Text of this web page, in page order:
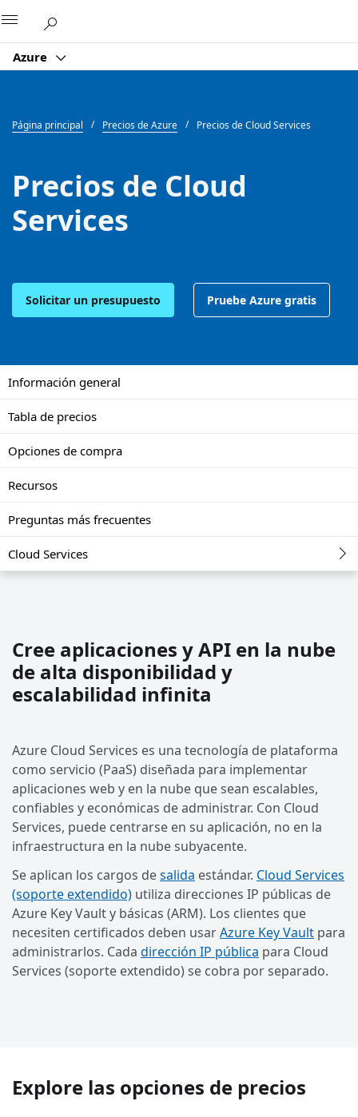
Azure
Página principal Precios de Azure Precios de Cloud Services
Precios de Cloud
Services
Solicitar un presupuesto Pruebe Azure gratis
Información general
Tabla de precios
Opciones de compra
Recursos
Preguntas más frecuentes
Cloud Services
Cree aplicaciones y API en la nube
de alta disponibilidad y
escalabilidad infinita
Azure Cloud Services es una tecnología de plataforma
como servicio (PaaS) diseñada para implementar
aplicaciones web y en la nube que sean escalables,
confiables y económicas de administrar. Con Cloud
Services, puede centrarse en su aplicación, no en la
infraestructura en la nube subyacente.
Se aplican los cargos desalida estándar. Cloud Services
(soporte extendido) utiliza direcciones IP públicas de
Azure Key Vault y básicas (ARM). Los clientes que
necesiten certificados deben usarAzure Key Vault para
administrarlos. Cada dirección IP pública para Cloud
Services (soporte extendido) se cobra por separado.
Explore las opciones de precios